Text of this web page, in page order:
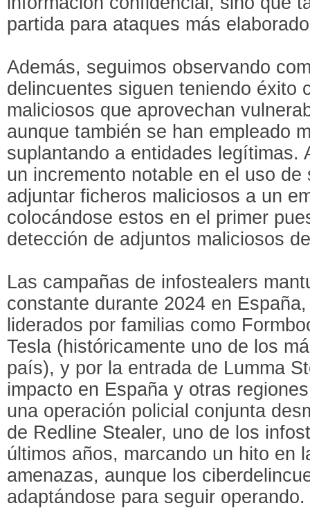
partida para ataques más
Además, seguimos observando
delincuentes siguen teniendo éxito
maliciosos que aprovechan
aunque también se han empleado
suplantando a entidades legítimas.
un incremento notable en el uso
adjuntar ficheros maliciosos a un
colocándose estos en el primer
detección de adjuntos maliciosos
Las campañas de infostealers
constante durante 2024 en
liderados por familias como
Tesla (históricamente uno de los
país), y por la entrada de Lumma
impacto en España y otras
una operación policial conjunta
de Redline Stealer, uno de los
últimos años, marcando un hito en
amenazas, aunque los
adaptándose para seguir operando.